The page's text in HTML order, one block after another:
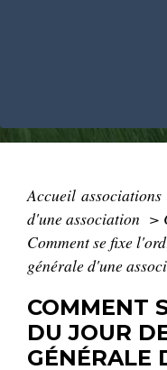
Accueil associations
d'une association >
Comment se fixe
générale d'une
COMMENT
DU JOUR
GÉNÉRALE